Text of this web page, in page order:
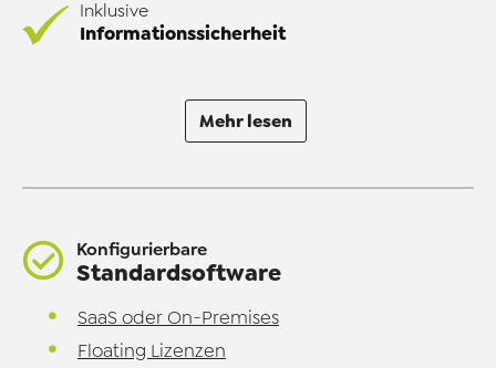
Inklusive
Informationssicherheit
Mehr lesen
Konfigurierbare
Standardsoftware
SaaS oder On-Premises
Floating Lizenzen